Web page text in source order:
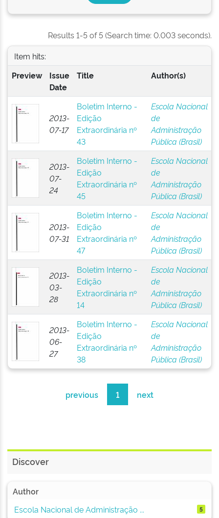
Results 1-5 of 5 (Search time: 0.003 seconds).
Item hits:
Preview
Issue
Date
Title Author(s)
2013-
07-17
Boletim Interno -
Edição
Extraordinária nº
43
Escola Nacional
de
Administração
Pública (Brasil)
2013-
07-
24
Boletim Interno -
Edição
Extraordinária nº
45
Escola Nacional
de
Administração
Pública (Brasil)
2013-
07-31
Boletim Interno -
Edição
Extraordinária nº
47
Escola Nacional
de
Administração
Pública (Brasil)
2013-
03-
28
Boletim Interno -
Edição
Extraordinária nº
14
Escola Nacional
de
Administração
Pública (Brasil)
2013-
06-
27
Boletim Interno -
Edição
Extraordinária nº
38
Escola Nacional
de
Administração
Pública (Brasil)
previous 1 next
Discover
Author
Escola Nacional de Administração ...
5